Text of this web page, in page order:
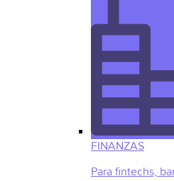
FINANZAS
Para fintechs,